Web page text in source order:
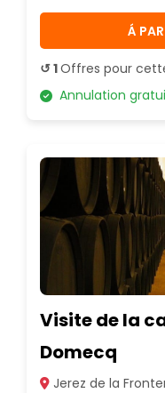
Á
↺ 1Offres pour
Annulation
Visite de la
Domecq
Jerez de la